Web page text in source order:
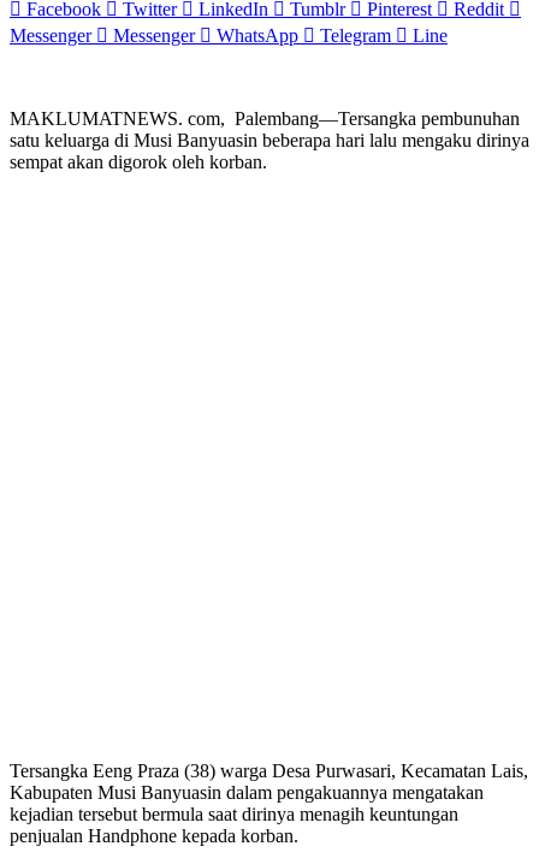
Facebook
Twitter LinkedIn Tumblr Pinterest
Reddit
Messenger
Messenger WhatsApp Telegram Line
MAKLUMATNEWS. com, Palembang—Tersangka pembunuhan
satu keluarga di Musi Banyuasin beberapa hari lalu mengaku dirinya
sempat akan digorok oleh korban.
Tersangka Eeng Praza (38) warga Desa Purwasari, Kecamatan Lais,
Kabupaten Musi Banyuasin dalam pengakuannya mengatakan
kejadian tersebut bermula saat dirinya menagih keuntungan
penjualan Handphone kepada korban.